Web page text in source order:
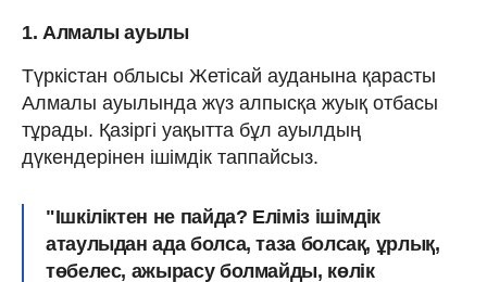
1. Алмалы ауылы
Түркістан облысы Жетісай ауданына қарасты
Алмалы ауылында жүз алпысқа жуық отбасы
тұрады. Қазіргі уақытта бұл ауылдың
дүкендерінен ішімдік таппайсыз.
"Ішкіліктен не пайда? Еліміз ішімдік
атаулыдан ада болса, таза болсақ, ұрлық,
төбелес, ажырасу болмайды, көлік